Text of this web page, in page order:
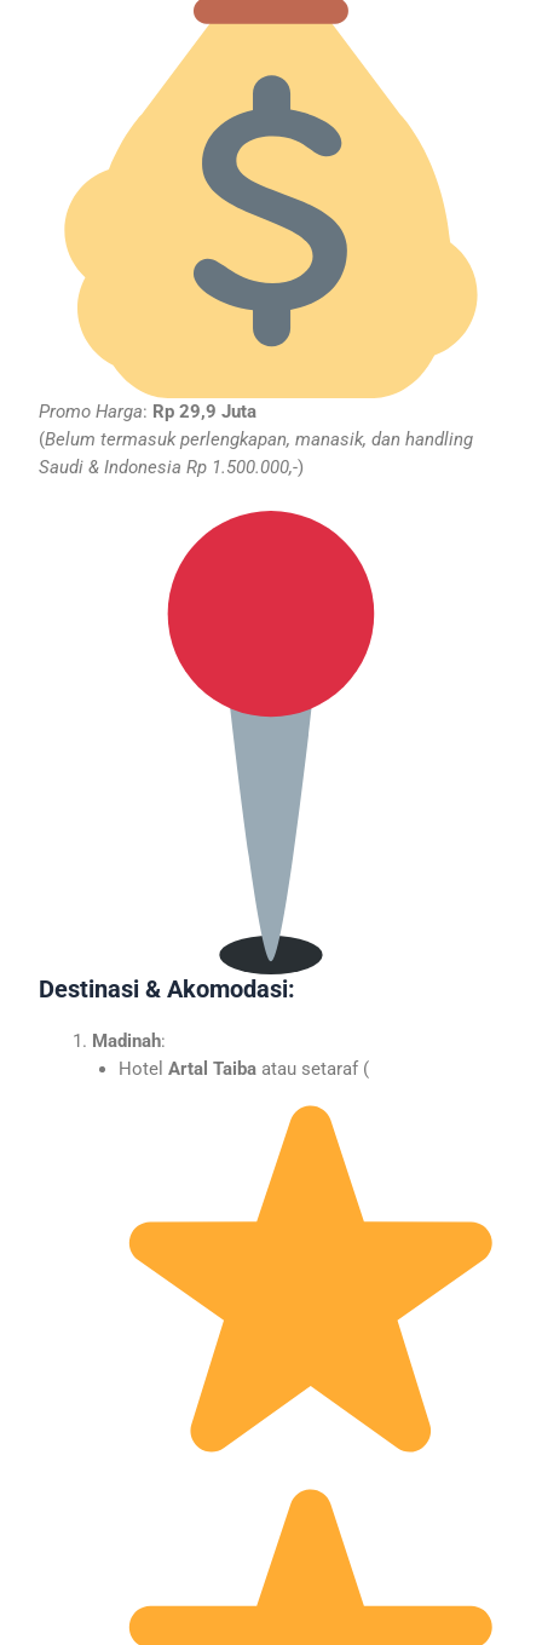
Promo Harga: Rp 29,9 Juta
(Belum termasuk perlengkapan, manasik, dan handling
Saudi & Indonesia Rp 1.500.000,-)
Destinasi & Akomodasi:
Madinah:
HotelArtal Taiba atau setaraf (